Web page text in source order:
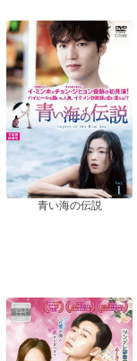
青い海の伝説